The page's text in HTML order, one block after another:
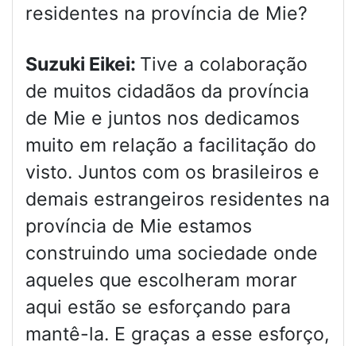
residentes na província de Mie?
Suzuki Eikei: Tive a colaboração
de muitos cidadãos da província
de Mie e juntos nos dedicamos
muito em relação a facilitação do
visto. Juntos com os brasileiros e
demais estrangeiros residentes na
província de Mie estamos
construindo uma sociedade onde
aqueles que escolheram morar
aqui estão se esforçando para
mantê-la. E graças a esse esforço,